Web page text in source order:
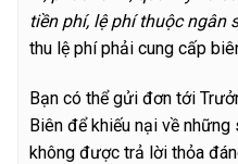
tiền phí, lệ phí thuộc ngân
thu lệ phí phải cung cấp
Bạn có thể gửi đơn tới
Biên để khiếu nại về
không được trả lời thỏa